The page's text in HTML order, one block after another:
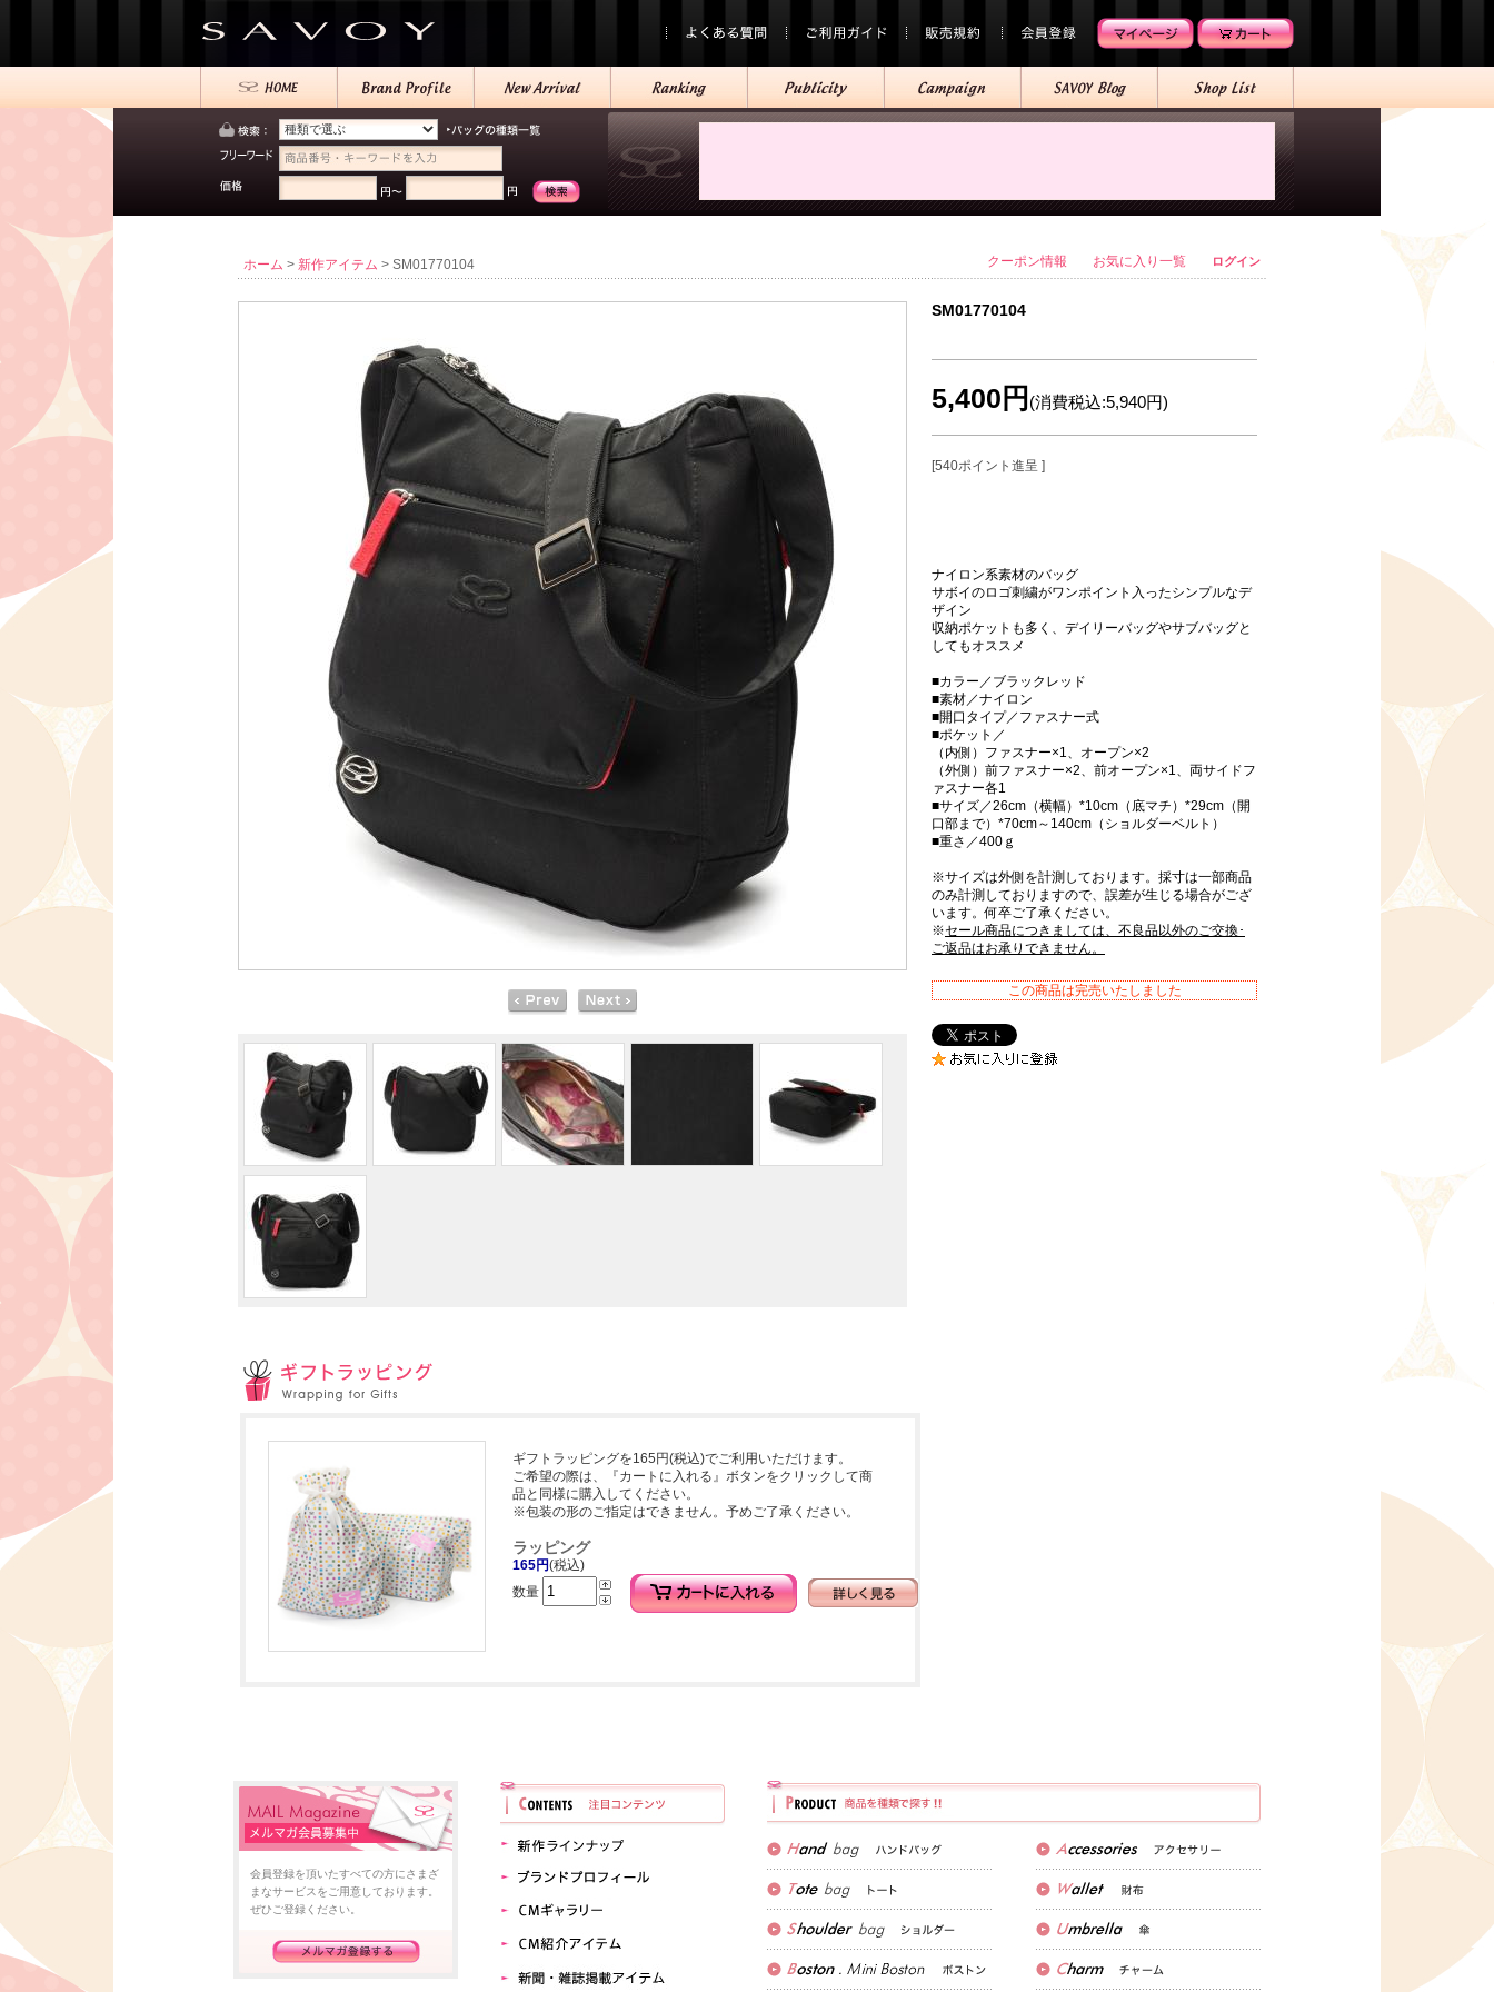
クーポン情報 お気に入り一覧 ログイン
ホーム > 新作アイテム > SM01770104
SM01770104
ナイロン系素材のバッグ
サボイのロゴ刺繍がワンポイント入ったシンプルなデ
ザイン
収納ポケットも多く、デイリーバッグやサブバッグと
してもオススメ
■カラー／ブラックレッド
■素材／ナイロン
■開口タイプ／ファスナー式
■ポケット／
（内側）ファスナー×1、オープン×2
（外側）前ファスナー×2、前オープン×1、両サイドフ
ァスナー各1
■サイズ／26cm（横幅）*10cm（底マチ）*29cm（開
口部まで）*70cm～140cm（ショルダーベルト）
■重さ／400ｇ
※サイズは外側を計測しております。採寸は一部商品
のみ計測しておりますので、誤差が生じる場合がござ
います。何卒ご了承ください。
※セール商品につきましては、不良品以外のご交換･
ご返品はお承りできません。
5,400円 (消費税込:5,940円)
[540ポイント進呈 ]
この商品は完売いたしました
ギフトラッピングを165円(税込)でご利用いただけます。
ご希望の際は、『カートに入れる』ボタンをクリックして商
品と同様に購入してください。
※包装の形のご指定はできません。予めご了承ください。
ラッピング
165円(税込)
数量
会員登録を頂いたすべての方にさまざ
まなサービスをご用意しております。
ぜひご登録ください。